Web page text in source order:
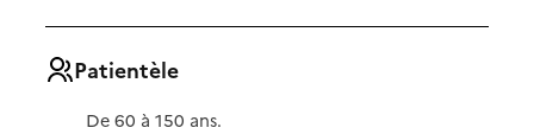
Patientèle
De 60 à 150 ans.